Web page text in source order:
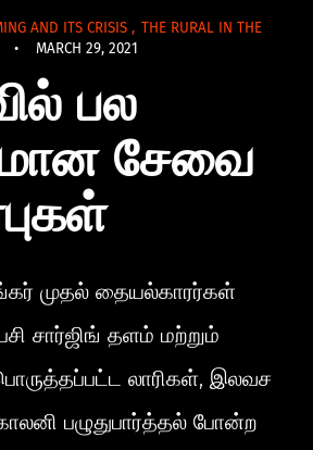
AND ITS CRISIS , THE RURAL IN THE
• MARCH 29, 2021
பல
சேவை
முதல் தையல்காரர்கள்
சார்ஜிங் தளம் மற்றும்
லாரிகள், இலவச
பழுதுபார்த்தல் போன்ற